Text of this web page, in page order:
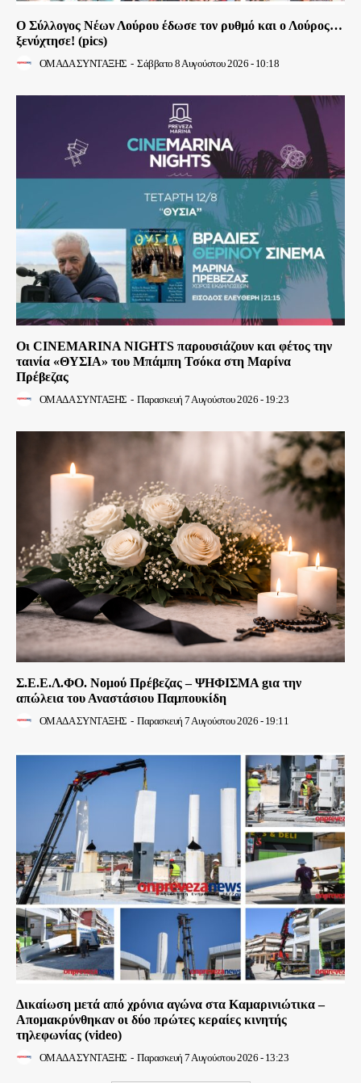
Ο Σύλλογος Νέων Λούρου έδωσε τον ρυθμό και ο Λούρος…
ξενύχτησε! (pics)
ΟΜΑΔΑ ΣΥΝΤΑΞΗΣ - Σάββατο 8 Αυγούστου 2026 - 10:18
Οι CINEMARINA NIGHTS παρουσιάζουν και φέτος την
ταινία «ΘΥΣΙΑ» του Μπάμπη Τσόκα στη Μαρίνα
Πρέβεζας
ΟΜΑΔΑ ΣΥΝΤΑΞΗΣ - Παρασκευή 7 Αυγούστου 2026 - 19:23
Σ.Ε.Ε.Λ.ΦΟ. Νομού Πρέβεζας – ΨΗΦΙΣΜΑ gια την
απώλεια του Αναστάσιου Παμπουκίδη
ΟΜΑΔΑ ΣΥΝΤΑΞΗΣ - Παρασκευή 7 Αυγούστου 2026 - 19:11
Δικαίωση μετά από χρόνια αγώνα στα Καμαρινιώτικα –
Απομακρύνθηκαν οι δύο πρώτες κεραίες κινητής
τηλεφωνίας (video)
ΟΜΑΔΑ ΣΥΝΤΑΞΗΣ - Παρασκευή 7 Αυγούστου 2026 - 13:23